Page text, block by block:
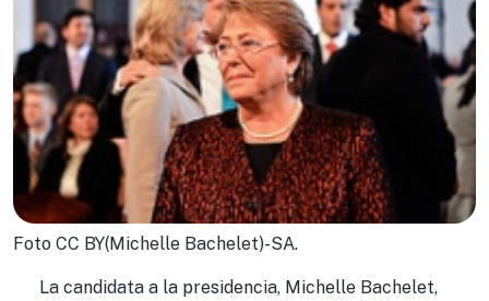
Foto CC BY(Michelle Bachelet)-SA.
La candidata a la presidencia, Michelle Bachelet,